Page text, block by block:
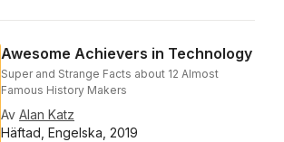
Awesome Achievers in Technology
Super and Strange Facts about 12 Almost
Famous History Makers
Av Alan Katz
Häftad, Engelska, 2019